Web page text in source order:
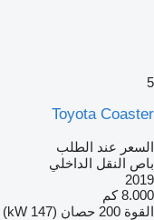
5
Toyota Coaster
السعر عند الطلب
باص النقل الداخلي
2019
8.000 كم
القوة 200 حصان (147 kW)